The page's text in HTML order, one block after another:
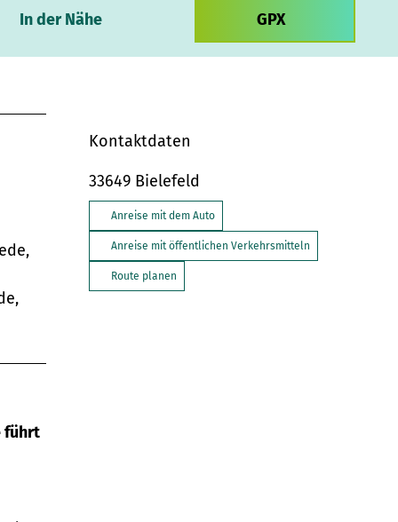
In der Nähe GPX
führt
Kontaktdaten
33649 Bielefeld
Anreise mit dem Auto
Anreise mit öffentlichen Verkehrsmitteln
Route planen